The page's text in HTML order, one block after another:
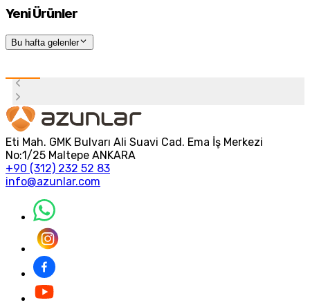
Yeni Ürünler
Bu hafta gelenler
Eti Mah. GMK Bulvarı Ali Suavi Cad. Ema İş Merkezi
No:1/25 Maltepe ANKARA
+90 (312) 232 52 83
info@azunlar.com